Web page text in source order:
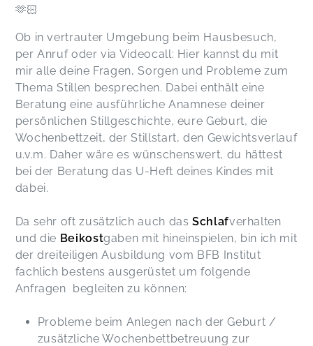
🫶🏻
Ob in vertrauter Umgebung beim Hausbesuch,
per Anruf oder via Videocall: Hier kannst du mit
mir alle deine Fragen, Sorgen und Probleme zum
Thema Stillen besprechen. Dabei enthält eine
Beratung eine ausführliche Anamnese deiner
persönlichen Stillgeschichte, eure Geburt, die
Wochenbettzeit, der Stillstart, den Gewichtsverlauf
u.v.m. Daher wäre es wünschenswert, du hättest
bei der Beratung das U-Heft deines Kindes mit
dabei.
Da sehr oft zusätzlich auch dasSchlafverhalten
und die Beikostgaben mit hineinspielen, bin ich mit
der dreiteiligen Ausbildung vom BFB Institut
fachlich bestens ausgerüstet um folgende
Anfragen begleiten zu können:
Probleme beim Anlegen nach der Geburt /
zusätzliche Wochenbettbetreuung zur